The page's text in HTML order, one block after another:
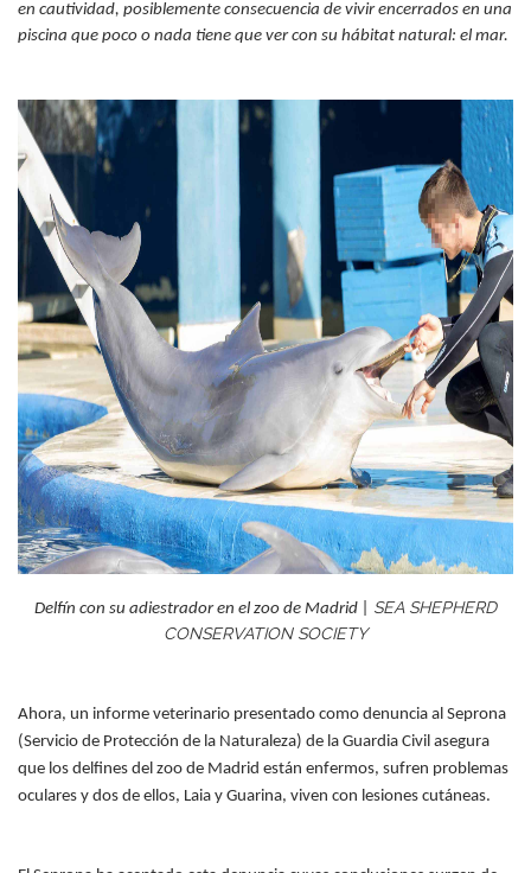
en cautividad, posiblemente consecuencia de vivir encerrados en una
piscina que poco o nada tiene que ver con su hábitat natural: el mar.
Delfín con su adiestrador en el zoo de Madrid | SEA SHEPHERD
CONSERVATION SOCIETY
Ahora, un informe veterinario presentado como denuncia al Seprona
(Servicio de Protección de la Naturaleza) de la Guardia Civil asegura
que los delfines del zoo de Madrid están enfermos, sufren problemas
oculares y dos de ellos, Laia y Guarina, viven con lesiones cutáneas.